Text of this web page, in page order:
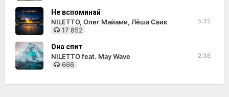
Не вспоминай
NILETTO, Олег Майами, Лёша Свик
17 852
3:32
Она спит
NILETTO feat. May Wave
666
2:36